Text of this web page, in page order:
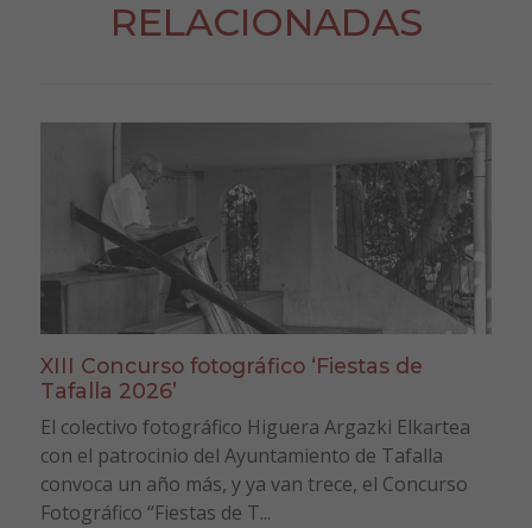
RELACIONADAS
XIII Concurso fotográfico ‘Fiestas de
Tafalla 2026’
El colectivo fotográfico Higuera Argazki Elkartea
con el patrocinio del Ayuntamiento de Tafalla
convoca un año más, y ya van trece, el Concurso
Fotográfico “Fiestas de T...